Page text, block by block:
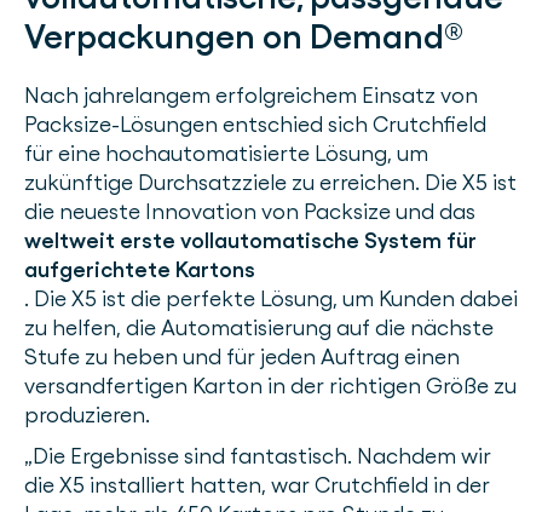
Verpackungen on Demand®
Nach jahrelangem erfolgreichem Einsatz von
Packsize-Lösungen entschied sich Crutchfield
für eine hochautomatisierte Lösung, um
zukünftige Durchsatzziele zu erreichen. Die X5 ist
die neueste Innovation von Packsize und das
weltweit erste vollautomatische System für
aufgerichtete Kartons
. Die X5 ist die perfekte Lösung, um Kunden dabei
zu helfen, die Automatisierung auf die nächste
Stufe zu heben und für jeden Auftrag einen
versandfertigen Karton in der richtigen Größe zu
produzieren.
„Die Ergebnisse sind fantastisch. Nachdem wir
die X5 installiert hatten, war Crutchfield in der